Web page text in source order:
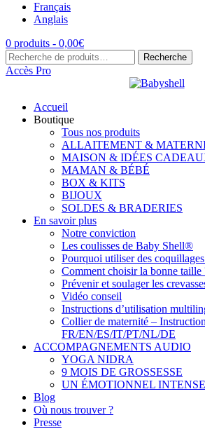
Français
Anglais
0 produits - 0,00€
Recherche
pour :
Recherche
Accès Pro
Accueil
Boutique
Tous nos produits
ALLAITEMENT &
MAISON & IDÉES
MAMAN & BÉBÉ
BOX & KITS
BIJOUX
SOLDES & BRADERIES
En savoir plus
Notre conviction
Les coulisses de Baby Shell®
Pourquoi utiliser des
Comment choisir la bonne taille
Prévenir et soulager les
Vidéo conseil
Instructions d’utilisation
Collier de maternité –
FR/EN/ES/IT/PT/NL/DE
ACCOMPAGNEMENTS AUDIO
YOGA NIDRA
9 MOIS DE GROSSESSE
UN ÉMOTIONNEL INTENSE
Blog
Où nous trouver ?
Presse